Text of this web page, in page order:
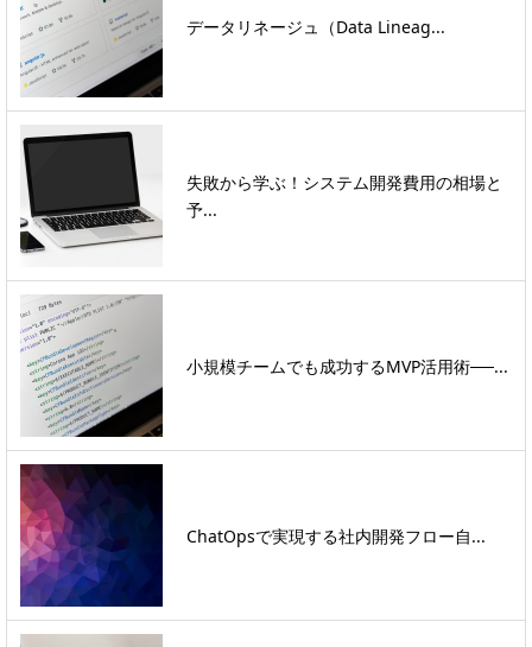
データリネージュ（Data Lineag...
失敗から学ぶ！システム開発費用の相場と
予...
小規模チームでも成功するMVP活用術──...
ChatOpsで実現する社内開発フロー自...